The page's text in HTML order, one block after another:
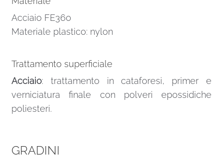
Acciaio FE360
Materiale plastico: nylon
Trattamento superficiale
Acciaio: trattamento in cataforesi, primer e
verniciatura finale con polveri epossidiche
poliesteri.
GRADINI